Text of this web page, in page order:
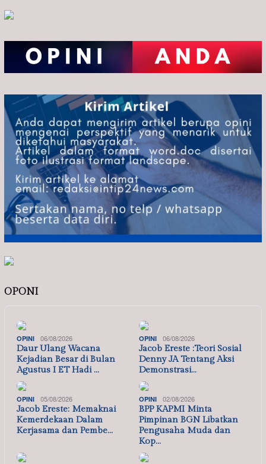
OPONI
OPINI 06/08/2026
Daur Ulang Wacana
Kejadian Besar di Bulan
Agustus I ET Hadi …
OPINI 06/08/2026
Jacob Ereste :Teori Sosial
Denny JA Tentang Aksi
Demonstrasi…
OPINI 05/08/2026
Jacob Ereste: Memaknai
Kemerdekaan Dalam
Kerjasama dan Pembe…
OPINI 02/08/2026
BPP KAPMI Minta
Pimpinan BGN Libatkan
Pengusaha Muda dan
Kop…